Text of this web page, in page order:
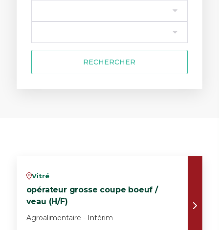
RECHERCHER
vVitré
opérateur grosse coupe boeuf /
veau (H/F)
Agroalimentaire - Intérim